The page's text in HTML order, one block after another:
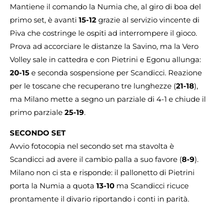
Mantiene il comando la Numia che, al giro di boa del
primo set, è avanti 15-12 grazie al servizio vincente di
Piva che costringe le ospiti ad interrompere il gioco.
Prova ad accorciare le distanze la Savino, ma la Vero
Volley sale in cattedra e con Pietrini e Egonu allunga:
20-15 e seconda sospensione per Scandicci. Reazione
per le toscane che recuperano tre lunghezze (21-18),
ma Milano mette a segno un parziale di 4-1 e chiude il
primo parziale 25-19.
SECONDO SET
Avvio fotocopia nel secondo set ma stavolta è
Scandicci ad avere il cambio palla a suo favore (8-9).
Milano non ci sta e risponde: il pallonetto di Pietrini
porta la Numia a quota 13-10 ma Scandicci ricuce
prontamente il divario riportando i conti in parità.